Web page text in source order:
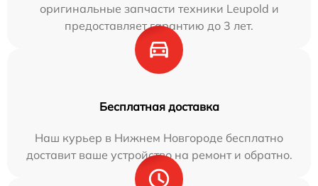
оригинальные запчасти техники Leupold и
предоставляет гарантию до 3 лет.
Бесплатная доставка
Наш курьер в Нижнем Новгороде бесплатно
доставит ваше устройство на ремонт и обратно.